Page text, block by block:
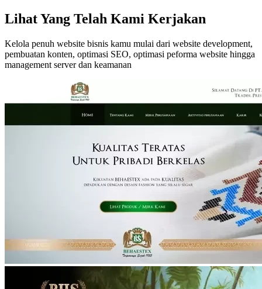
Lihat Yang Telah Kami Kerjakan
Kelola penuh website bisnis kamu mulai dari website development,
pembuatan konten, optimasi SEO, optimasi peforma website hingga
management server dan keamanan